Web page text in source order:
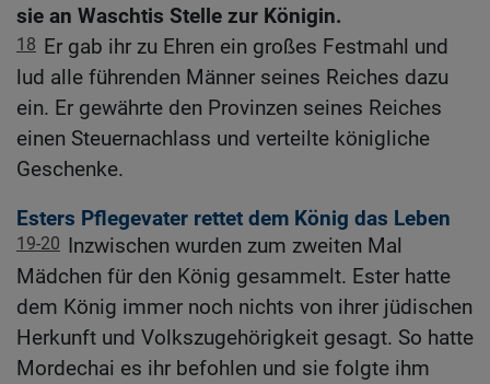
sie an Waschtis Stelle zur Königin.
18 Er gab ihr zu Ehren ein großes Festmahl und
lud alle führenden Männer seines Reiches dazu
ein. Er gewährte den Provinzen seines Reiches
einen Steuernachlass und verteilte königliche
Geschenke.
Esters Pflegevater rettet dem König das Leben
19-20 Inzwischen wurden zum zweiten Mal
Mädchen für den König gesammelt. Ester hatte
dem König immer noch nichts von ihrer jüdischen
Herkunft und Volkszugehörigkeit gesagt. So hatte
Mordechai es ihr befohlen und sie folgte ihm